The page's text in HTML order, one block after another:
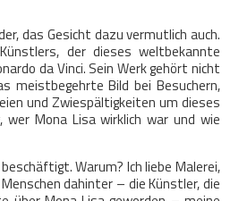
das Gesicht dazu vermutlich auch.
der dieses weltbekannte
da Vinci. Sein Werk gehört nicht
meistbegehrte Bild bei Besuchern,
und Zwiespältigkeiten um dieses
Mona Lisa wirklich war und wie
Warum? Ich liebe Malerei,
dahinter – die Künstler, die